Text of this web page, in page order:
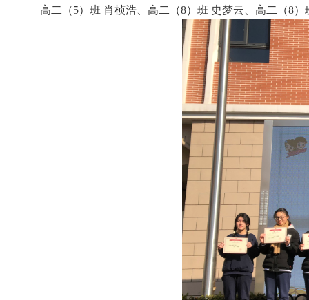
高二（5）班 肖桢浩、高二（8）班 史梦云、高二（8）